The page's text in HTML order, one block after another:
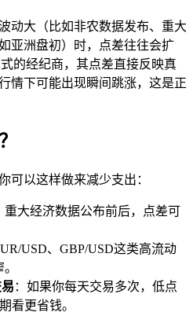
动大（比如非农数据发布、重大
亚洲盘初）时，点差往往会扩
的经纪商，其点差直接反映真
情下可能出现瞬间跳涨，这是正
可以这样做来减少支出：
重大经济数据公布前后，点差可
USD、GBP/USD这类高流动
：如果你每天交易多次，低点
看更省钱。